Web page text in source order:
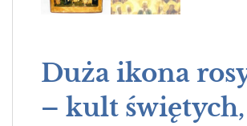
Duża ikona
– kult